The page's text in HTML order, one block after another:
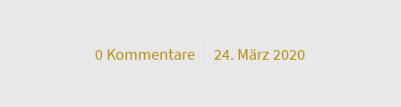
0 Kommentare
/ 24. März 2020